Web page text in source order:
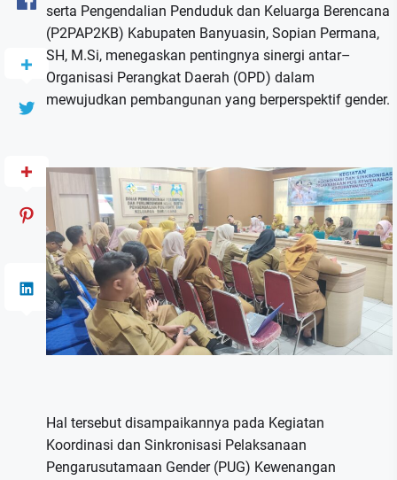
serta Pengendalian Penduduk dan Keluarga Berencana
(P2PAP2KB) Kabupaten Banyuasin, Sopian Permana,
SH, M.Si, menegaskan pentingnya sinergi antar–
Organisasi Perangkat Daerah (OPD) dalam
mewujudkan pembangunan yang berperspektif gender.
Hal tersebut disampaikannya pada Kegiatan
Koordinasi dan Sinkronisasi Pelaksanaan
Pengarusutamaan Gender (PUG) Kewenangan